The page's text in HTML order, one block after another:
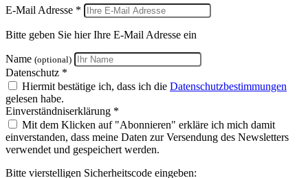
E-Mail Adresse *
Bitte geben Sie hier Ihre E-Mail Adresse ein
Name (optional)
Datenschutz *
Hiermit bestätige ich, dass ich die Datenschutzbestimmungen
gelesen habe.
Einverständniserklärung *
Mit dem Klicken auf "Abonnieren" erkläre ich mich damit
einverstanden, dass meine Daten zur Versendung des Newsletters
verwendet und gespeichert werden.
Bitte vierstelligen Sicherheitscode eingeben: